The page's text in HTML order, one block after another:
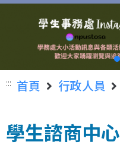
::: 首頁 行政人員
學生諮商中心